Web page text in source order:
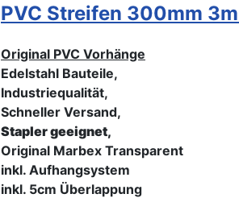
PVC Streifen 300mm
Original PVC Vorhänge
Edelstahl Bauteile,
Industriequalität,
Schneller Versand,
Stapler geeignet,
Original Marbex Transparent
inkl. Aufhangsystem
inkl. 5cm Überlappung